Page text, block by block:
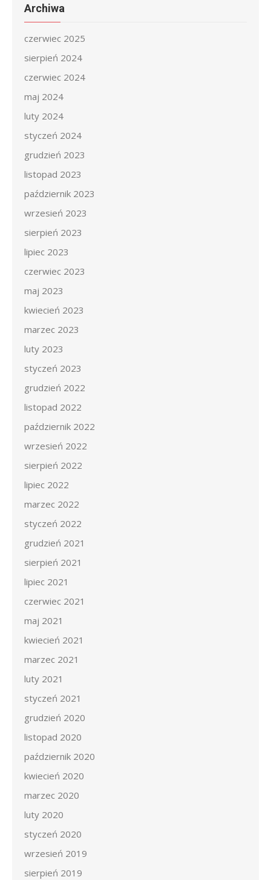
Archiwa
czerwiec 2025
sierpień 2024
czerwiec 2024
maj 2024
luty 2024
styczeń 2024
grudzień 2023
listopad 2023
październik 2023
wrzesień 2023
sierpień 2023
lipiec 2023
czerwiec 2023
maj 2023
kwiecień 2023
marzec 2023
luty 2023
styczeń 2023
grudzień 2022
listopad 2022
październik 2022
wrzesień 2022
sierpień 2022
lipiec 2022
marzec 2022
styczeń 2022
grudzień 2021
sierpień 2021
lipiec 2021
czerwiec 2021
maj 2021
kwiecień 2021
marzec 2021
luty 2021
styczeń 2021
grudzień 2020
listopad 2020
październik 2020
kwiecień 2020
marzec 2020
luty 2020
styczeń 2020
wrzesień 2019
sierpień 2019